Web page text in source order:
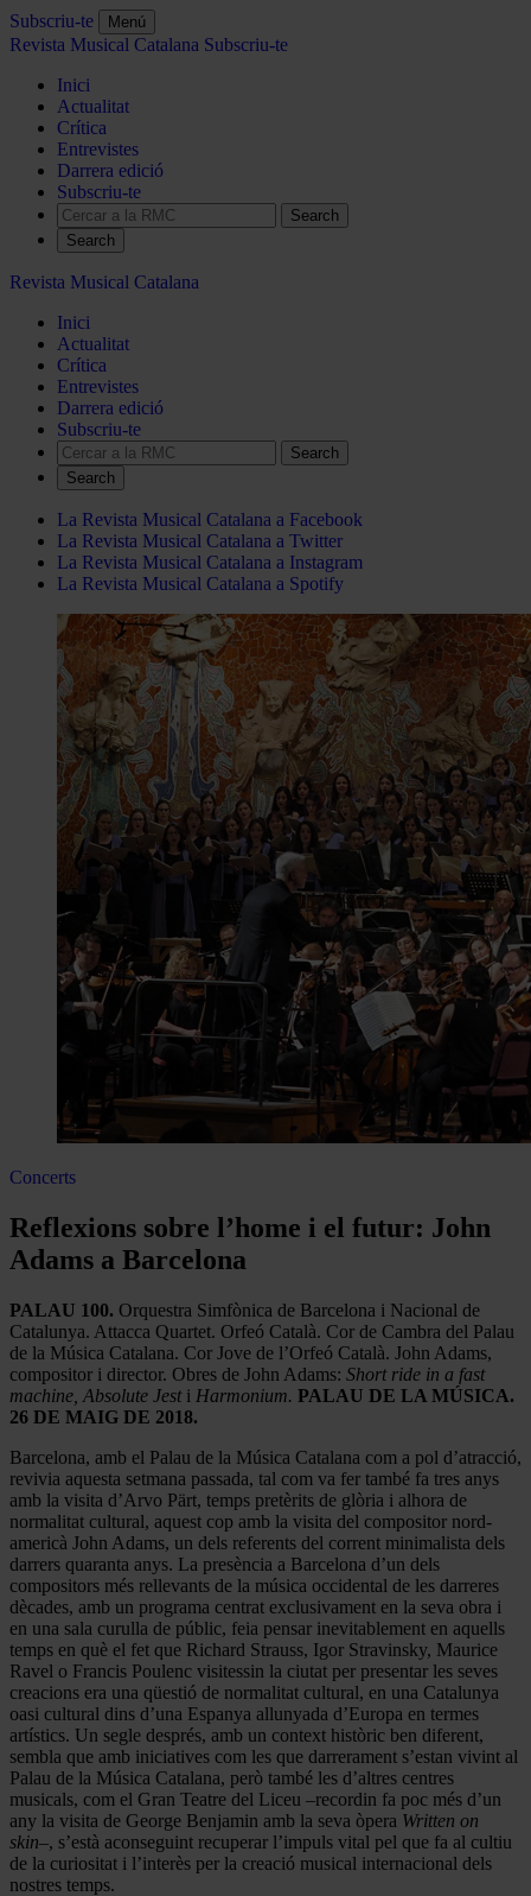
Subscriu-te Menú
Revista Musical Catalana Subscriu-te
Inici
Actualitat
Crítica
Entrevistes
Darrera edició
Subscriu-te
Search
Revista Musical Catalana
Inici
Actualitat
Crítica
Entrevistes
Darrera edició
Subscriu-te
Search
La Revista Musical Catalana a Facebook
La Revista Musical Catalana a Twitter
La Revista Musical Catalana a Instagram
La Revista Musical Catalana a Spotify
Concerts
Reflexions sobre l’home i el futur: John
Adams a Barcelona
PALAU 100. Orquestra Simfònica de Barcelona i Nacional de
Catalunya. Attacca Quartet. Orfeó Català. Cor de Cambra del Palau
de la Música Catalana. Cor Jove de l’Orfeó Català. John Adams,
compositor i director. Obres de John Adams: Short ride in a fast
machine, Absolute Jesti Harmonium. PALAU DE LA MÚSICA.
26 DE MAIG DE 2018.
Barcelona, amb el Palau de la Música Catalana com a pol d’atracció,
revivia aquesta setmana passada, tal com va fer també fa tres anys
amb la visita d’Arvo Pärt, temps pretèrits de glòria i alhora de
normalitat cultural, aquest cop amb la visita del compositor nord-
americà John Adams, un dels referents del corrent minimalista dels
darrers quaranta anys. La presència a Barcelona d’un dels
compositors més rellevants de la música occidental de les darreres
dècades, amb un programa centrat exclusivament en la seva obra i
en una sala curulla de públic, feia pensar inevitablement en aquells
temps en què el fet que Richard Strauss, Igor Stravinsky, Maurice
Ravel o Francis Poulenc visitessin la ciutat per presentar les seves
creacions era una qüestió de normalitat cultural, en una Catalunya
oasi cultural dins d’una Espanya allunyada d’Europa en termes
artístics. Un segle després, amb un context històric ben diferent,
sembla que amb iniciatives com les que darrerament s’estan vivint al
Palau de la Música Catalana, però també les d’altres centres
musicals, com el Gran Teatre del Liceu –recordin fa poc més d’un
any la visita de George Benjamin amb la seva òpera Written on
skin–, s’està aconseguint recuperar l’impuls vital pel que fa al cultiu
de la curiositat i l’interès per la creació musical internacional dels
nostres temps.